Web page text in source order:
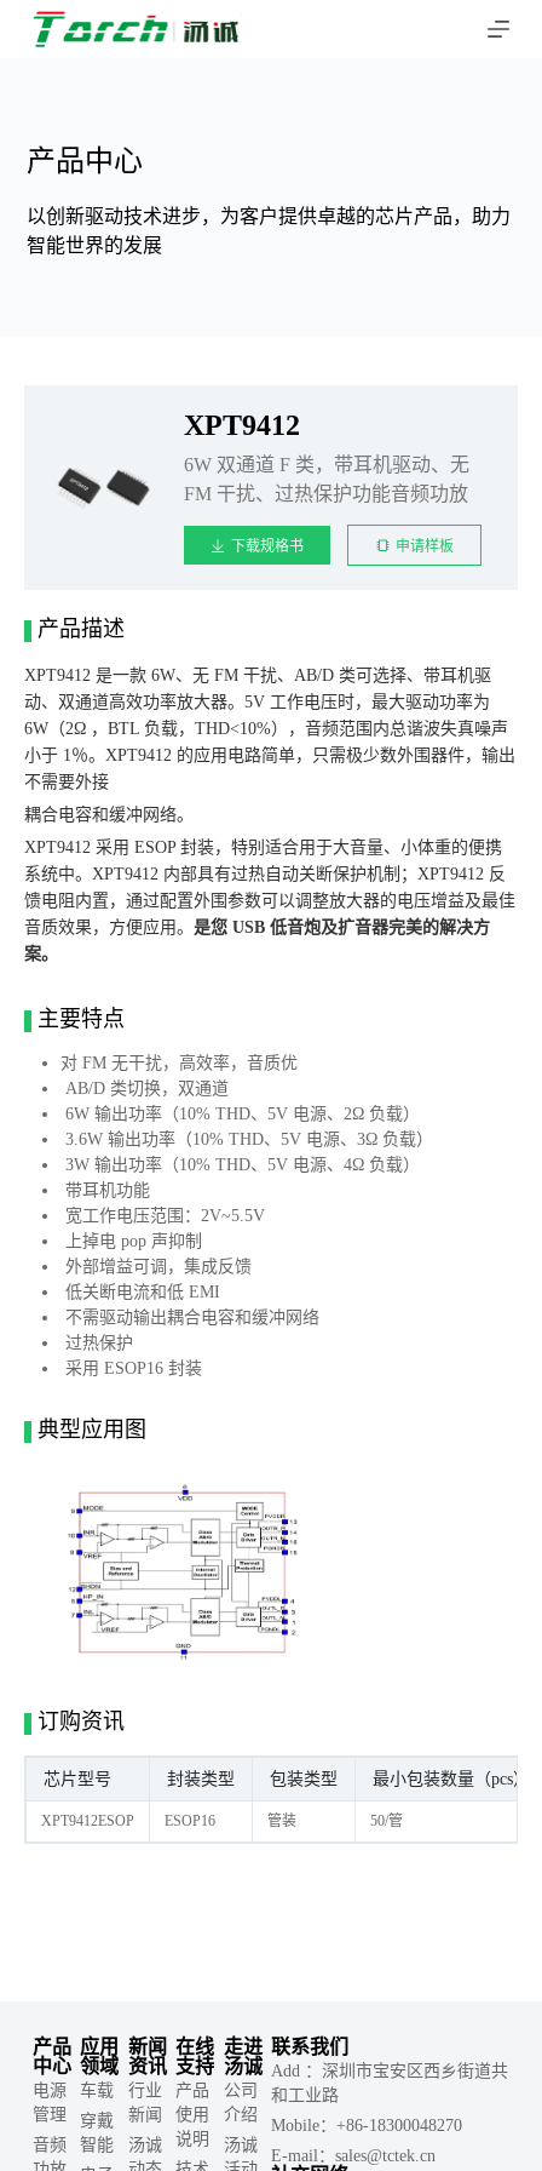
跳
产品中心
以创新驱动技术进步，为客户提供卓越的芯片产品，助力
智能世界的发展
XPT9412
6W 双通道 F 类，带耳机驱动、无
FM 干扰、过热保护功能音频功放
下载规格书 申请样板
产品描述
XPT9412 是一款 6W、无 FM 干扰、AB/D 类可选择、带耳机驱
动、双通道高效功率放大器。5V 工作电压时，最大驱动功率为
6W（2Ω ，BTL 负载，THD<10%），音频范围内总谐波失真噪声
小于 1％。XPT9412 的应用电路简单，只需极少数外围器件，输出
不需要外接
耦合电容和缓冲网络。
XPT9412 采用 ESOP 封装，特别适合用于大音量、小体重的便携
系统中。XPT9412 内部具有过热自动关断保护机制；XPT9412 反
馈电阻内置，通过配置外围参数可以调整放大器的电压增益及最佳
音质效果，方便应用。 是您 USB 低音炮及扩音器完美的解决方
案。
主要特点
对 FM 无干扰，高效率，音质优
AB/D 类切换，双通道
6W 输出功率（10% THD、5V 电源、2Ω 负载）
3.6W 输出功率（10% THD、5V 电源、3Ω 负载）
3W 输出功率（10% THD、5V 电源、4Ω 负载）
带耳机功能
宽工作电压范围：2V~5.5V
上掉电 pop 声抑制
外部增益可调，集成反馈
低关断电流和低 EMI
不需驱动输出耦合电容和缓冲网络
过热保护
采用 ESOP16 封装
典型应用图
订购资讯
芯片型号 封装类型 包装类型 最小包装数量（pcs）
XPT9412ESOP ESOP16 管装 50/管
产品
中心
电源
管理
音频
应用
领域
车载
穿戴
智能
新闻
资讯
行业
新闻
汤诚
在线
支持
产品
使用
说明
走进
汤诚
公司
介绍
汤诚
联系我们
Add ：深圳市宝安区西乡街道共
和工业路
Mobile：+86-18300048270
E-mail：sales@tctek.cn